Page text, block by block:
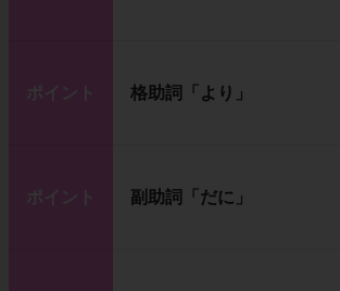
ポイント 格助詞「より」
ポイント 副助詞「だに」